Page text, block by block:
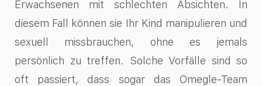
Erwachsenen mit schlechten Absichten. In
diesem Fall können sie Ihr Kind manipulieren und
sexuell missbrauchen, ohne es jemals
persönlich zu treffen. Solche Vorfälle sind so
oft passiert, dass sogar das Omegle-Team